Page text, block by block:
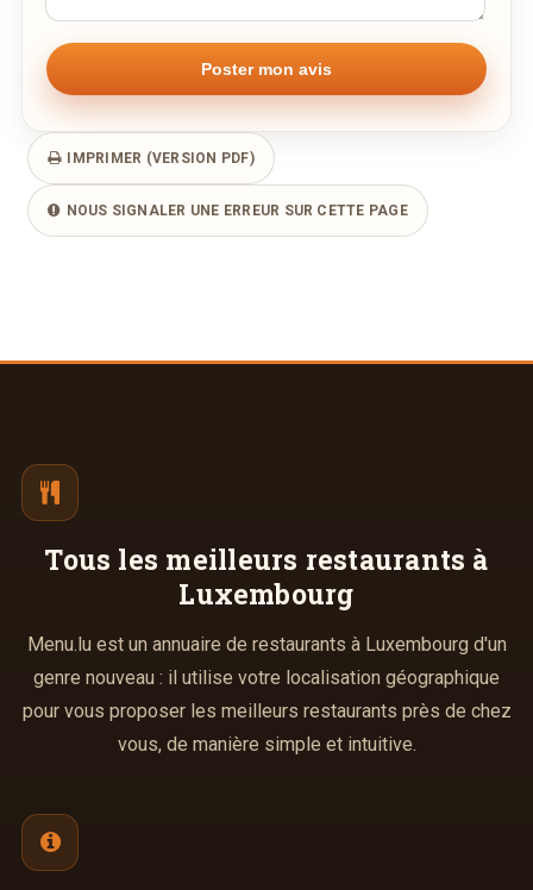
IMPRIMER (VERSION PDF)
NOUS SIGNALER UNE ERREUR SUR CETTE PAGE
Tous les meilleurs restaurants à
Luxembourg
Menu.lu est un annuaire de restaurants à Luxembourg d'un
genre nouveau : il utilise votre localisation géographique
pour vous proposer les meilleurs restaurants près de chez
vous, de manière simple et intuitive.